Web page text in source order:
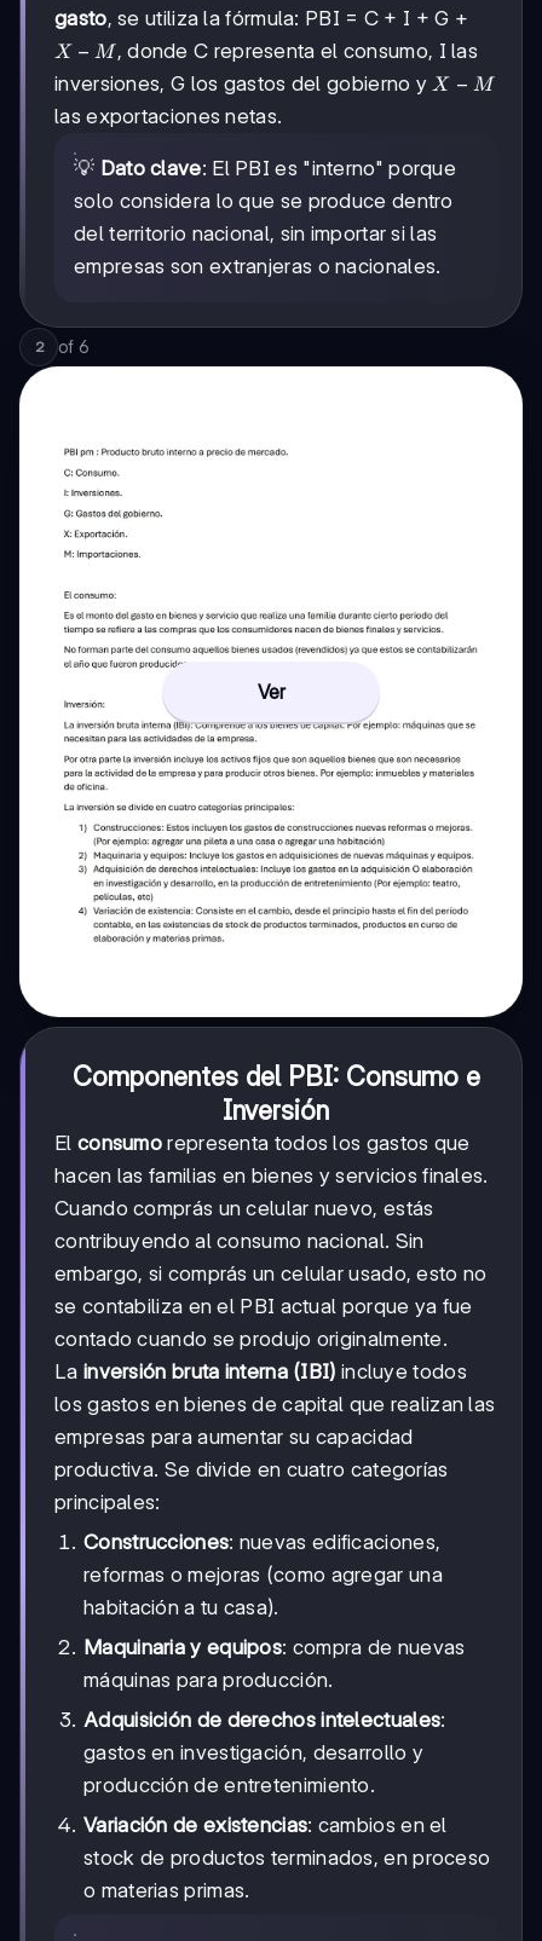
gasto, se utiliza la fórmula: PBI = C + I + G +
X
-
M
X − M , donde C representa el consumo, I las
inversiones, G los gastos del gobierno yX
X − M
las exportaciones netas.
💡 Dato clave: El PBI es "interno" porque
solo considera lo que se produce dentro
del territorio nacional, sin importar si las
empresas son extranjeras o nacionales.
2 of 6
Ver
Componentes del PBI: Consumo e
Inversión
El consumo representa todos los gastos que
hacen las familias en bienes y servicios finales.
Cuando comprás un celular nuevo, estás
contribuyendo al consumo nacional. Sin
embargo, si comprás un celular usado, esto no
se contabiliza en el PBI actual porque ya fue
contado cuando se produjo originalmente.
La inversión bruta interna (IBI) incluye todos
los gastos en bienes de capital que realizan las
empresas para aumentar su capacidad
productiva. Se divide en cuatro categorías
principales:
Construcciones: nuevas edificaciones,
reformas o mejoras (como agregar una
habitación a tu casa).
Maquinaria y equipos: compra de nuevas
máquinas para producción.
Adquisición de derechos intelectuales:
gastos en investigación, desarrollo y
producción de entretenimiento.
Variación de existencias: cambios en el
stock de productos terminados, en proceso
o materias primas.